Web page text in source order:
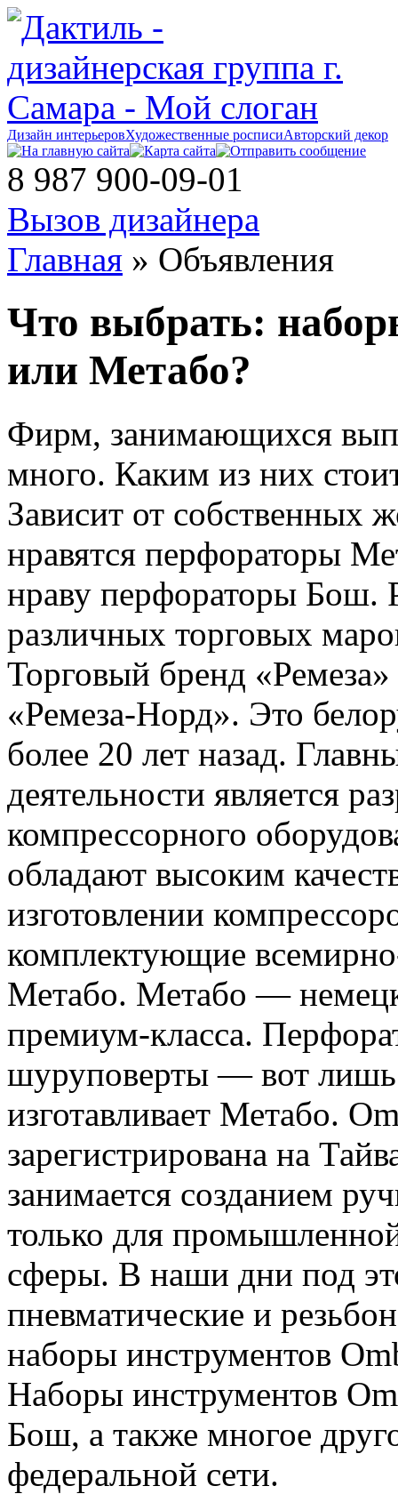
Дизайн интерьеровХудожественные росписиАвторский декор
8 987 900-09-01
Вызов дизайнера
Главная » Объявления
Что выбрать:
или Метабо?
Фирм, занимающихся
много. Каким из них
Зависит от собственных
нравятся перфораторы
нраву перфораторы Бош.
различных торговых
Торговый бренд
«Ремеза-Норд». Это
более 20 лет назад.
деятельности является
компрессорного
обладают высоким
изготовлении
комплектующие
Метабо. Метабо —
премиум-класса.
шуруповерты — вот лишь
изготавливает Метабо.
зарегистрирована на
занимается созданием
только для
сферы. В наши дни под
пневматические и
наборы инструментов
Наборы инструментов
Бош, а также многое
федеральной сети.